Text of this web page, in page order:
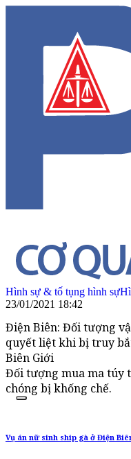
Hình sự & tố tụng hình sự
23/01/2021 18:42
Điện Biên: Đối tượng
quyết liệt khi bị truy
Biên Giới
Đối tượng mua ma túy
chóng bị khống chế.
Vụ án nữ sinh ship gà ở Điện